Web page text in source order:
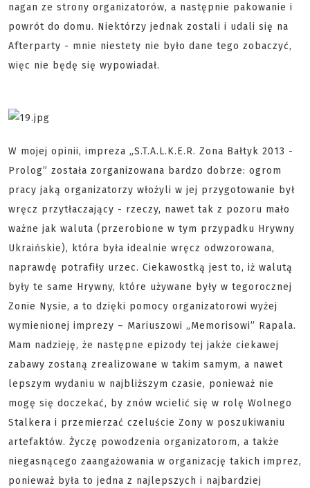
nagan ze strony organizatorów, a następnie pakowanie i
powrót do domu. Niektórzy jednak zostali i udali się na
Afterparty - mnie niestety nie było dane tego zobaczyć,
więc nie będę się wypowiadał.
W mojej opinii, impreza „S.T.A.L.K.E.R. Zona Bałtyk 2013 -
Prolog” została zorganizowana bardzo dobrze: ogrom
pracy jaką organizatorzy włożyli w jej przygotowanie był
wręcz przytłaczający - rzeczy, nawet tak z pozoru mało
ważne jak waluta (przerobione w tym przypadku Hrywny
Ukraińskie), która była idealnie wręcz odwzorowana,
naprawdę potrafiły urzec. Ciekawostką jest to, iż walutą
były te same Hrywny, które używane były w tegorocznej
Zonie Nysie, a to dzięki pomocy organizatorowi wyżej
wymienionej imprezy – Mariuszowi „Memorisowi” Rapala.
Mam nadzieję, że następne epizody tej jakże ciekawej
zabawy zostaną zrealizowane w takim samym, a nawet
lepszym wydaniu w najbliższym czasie, ponieważ nie
mogę się doczekać, by znów wcielić się w rolę Wolnego
Stalkera i przemierzać czeluście Zony w poszukiwaniu
artefaktów. Życzę powodzenia organizatorom, a także
niegasnącego zaangażowania w organizację takich imprez,
ponieważ była to jedna z najlepszych i najbardziej